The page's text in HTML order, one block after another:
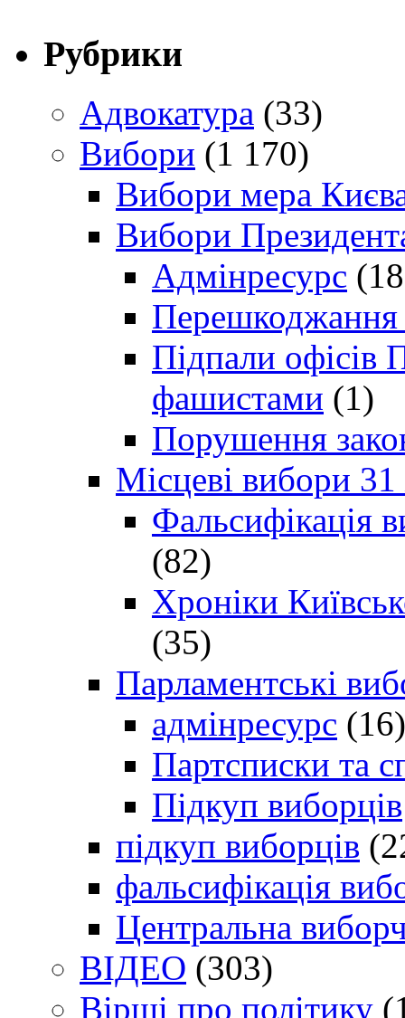
Рубрики
Адвокатура (33)
Вибори (1 170)
Вибори мера
Вибори
Адмінресурс
Перешкоджання
Підпали офісів
фашистами (1)
Порушення
Місцеві вибори
Фальсифікація
(82)
Хроніки
(35)
Парламентські
адмінресурс (16)
Партсписки та
Підкуп виборців
підкуп виборців
фальсифікація
Центральна
ВІДЕО (303)
Вірші про політику